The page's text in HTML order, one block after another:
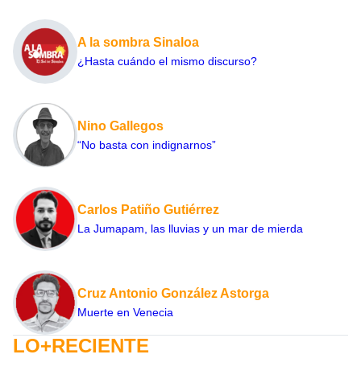
A la sombra Sinaloa
¿Hasta cuándo el mismo discurso?
Nino Gallegos
“No basta con indignarnos”
Carlos Patiño Gutiérrez
La Jumapam, las lluvias y un mar de mierda
Cruz Antonio González Astorga
Muerte en Venecia
LO+RECIENTE